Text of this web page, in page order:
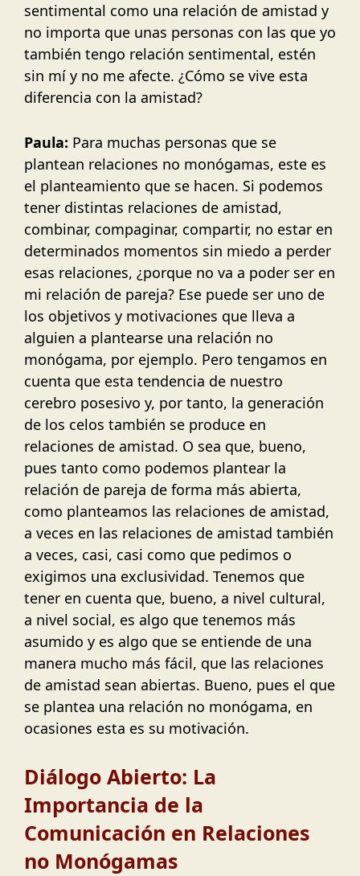
sentimental como una relación de amistad y
no importa que unas personas con las que yo
también tengo relación sentimental, estén
sin mí y no me afecte. ¿Cómo se vive esta
diferencia con la amistad?
Paula: Para muchas personas que se
plantean relaciones no monógamas, este es
el planteamiento que se hacen. Si podemos
tener distintas relaciones de amistad,
combinar, compaginar, compartir, no estar en
determinados momentos sin miedo a perder
esas relaciones, ¿porque no va a poder ser en
mi relación de pareja? Ese puede ser uno de
los objetivos y motivaciones que lleva a
alguien a plantearse una relación no
monógama, por ejemplo. Pero tengamos en
cuenta que esta tendencia de nuestro
cerebro posesivo y, por tanto, la generación
de los celos también se produce en
relaciones de amistad. O sea que, bueno,
pues tanto como podemos plantear la
relación de pareja de forma más abierta,
como planteamos las relaciones de amistad,
a veces en las relaciones de amistad también
a veces, casi, casi como que pedimos o
exigimos una exclusividad. Tenemos que
tener en cuenta que, bueno, a nivel cultural,
a nivel social, es algo que tenemos más
asumido y es algo que se entiende de una
manera mucho más fácil, que las relaciones
de amistad sean abiertas. Bueno, pues el que
se plantea una relación no monógama, en
ocasiones esta es su motivación.
Diálogo Abierto: La
Importancia de la
Comunicación en Relaciones
no Monógamas